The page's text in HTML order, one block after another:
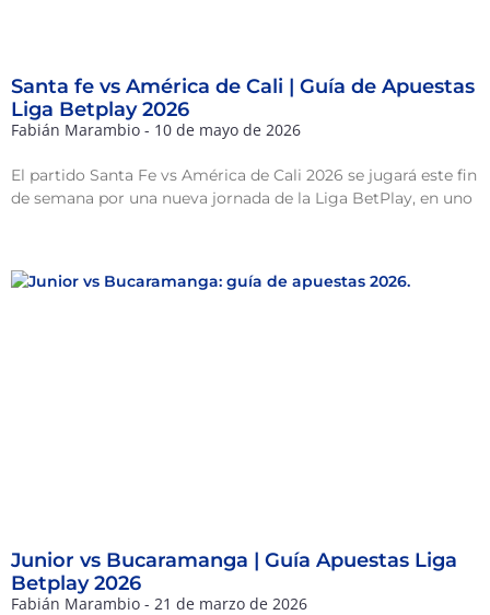
Santa fe vs América de Cali | Guía de Apuestas
Liga Betplay 2026
Fabián Marambio 10 de mayo de 2026
El partido Santa Fe vs América de Cali 2026 se jugará este fin
de semana por una nueva jornada de la Liga BetPlay, en uno
Junior vs Bucaramanga | Guía Apuestas Liga
Betplay 2026
Fabián Marambio 21 de marzo de 2026